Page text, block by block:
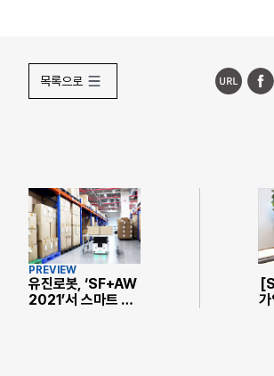
목록으로
유진로봇, ‘SF+AW
2021’서 스마트 물
PREVIEW